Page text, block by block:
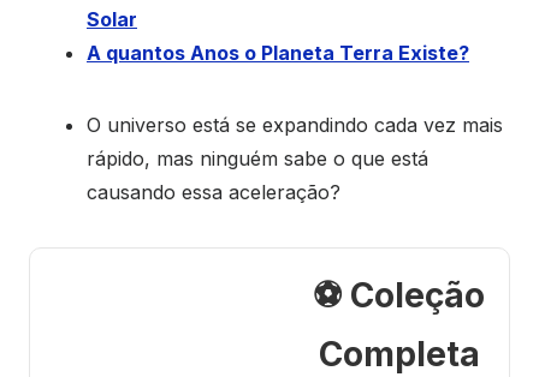
Solar
A quantos Anos o Planeta Terra Existe?
O universo está se expandindo cada vez mais
rápido, mas ninguém sabe o que está
causando essa aceleração?
⚽ Coleção
Completa